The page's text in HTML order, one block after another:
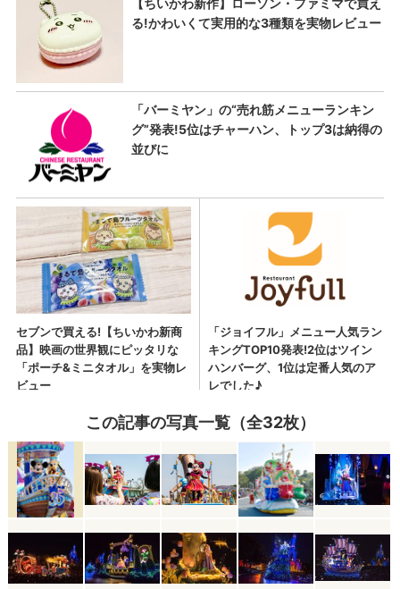
この記事の写真一覧（全32枚）